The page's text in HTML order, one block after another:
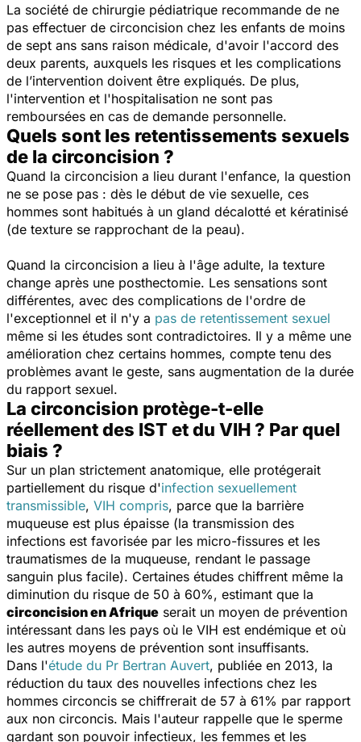
La société de chirurgie pédiatrique recommande de ne
pas effectuer de circoncision chez les enfants de moins
de sept ans sans raison médicale, d'avoir l'accord des
deux parents, auxquels les risques et les complications
de l’intervention doivent être expliqués. De plus,
l'intervention et l'hospitalisation ne sont pas
remboursées en cas de demande personnelle.
Quels sont les retentissements sexuels
de la circoncision ?
Quand la circoncision a lieu durant l'enfance, la question
ne se pose pas : dès le début de vie sexuelle, ces
hommes sont habitués à un gland décalotté et kératinisé
(de texture se rapprochant de la peau).
Quand la circoncision a lieu à l'âge adulte, la texture
change après une posthectomie. Les sensations sont
différentes, avec des complications de l'ordre de
l'exceptionnel et il n'y a pas de retentissement sexuel
même si les études sont contradictoires. Il y a même une
amélioration chez certains hommes, compte tenu des
problèmes avant le geste, sans augmentation de la durée
du rapport sexuel.
La circoncision protège-t-elle
réellement des IST et du VIH ? Par quel
biais ?
Sur un plan strictement anatomique, elle protégerait
partiellement du risque d'infection sexuellement
transmissible, VIH compris, parce que la barrière
muqueuse est plus épaisse (la transmission des
infections est favorisée par les micro-fissures et les
traumatismes de la muqueuse, rendant le passage
sanguin plus facile). Certaines études chiffrent même la
diminution du risque de 50 à 60%, estimant que la
circoncision en Afrique serait un moyen de prévention
intéressant dans les pays où le VIH est endémique et où
les autres moyens de prévention sont insuffisants.
Dans l'étude du Pr Bertran Auvert, publiée en 2013, la
réduction du taux des nouvelles infections chez les
hommes circoncis se chiffrerait de 57 à 61% par rapport
aux non circoncis. Mais l'auteur rappelle que le sperme
gardant son pouvoir infectieux, les femmes et les